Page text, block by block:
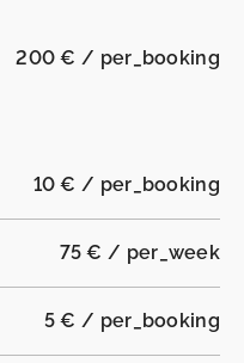
200 € / per_booking
10 € / per_booking
75 € / per_week
5 € / per_booking